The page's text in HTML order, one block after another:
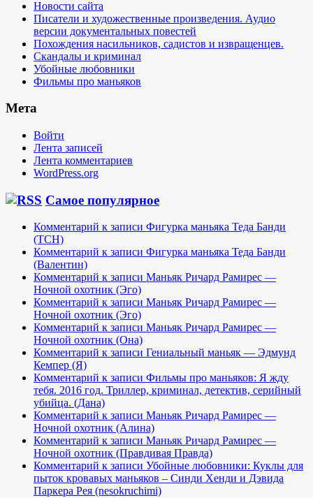
Новости сайта
Писатели и художественные произведения. Аудио
версии документальных повестей
Похождения насильников, садистов и извращенцев.
Скандалы и криминал
Убойные любовники
Фильмы про маньяков
Мета
Войти
Лента записей
Лента комментариев
WordPress.org
Самое популярное
Комментарий к записи Фигурка маньяка Теда Банди
(TCH)
Комментарий к записи Фигурка маньяка Теда Банди
(Валентин)
Комментарий к записи Маньяк Ричард Рамирес —
Ночной охотник (Эго)
Комментарий к записи Маньяк Ричард Рамирес —
Ночной охотник (Эго)
Комментарий к записи Маньяк Ричард Рамирес —
Ночной охотник (Она)
Комментарий к записи Гениальный маньяк — Эдмунд
Кемпер (Я)
Комментарий к записи Фильмы про маньяков: Я жду
тебя. 2016 год. Триллер, криминал, детектив, серийный
убийца. (Дана)
Комментарий к записи Маньяк Ричард Рамирес —
Ночной охотник (Алина)
Комментарий к записи Маньяк Ричард Рамирес —
Ночной охотник (Правдивая Правда)
Комментарий к записи Убойные любовники: Куклы для
пыток кровавых маньяков – Синди Хенди и Дэвида
Паркера Рея (nesokruchimi)